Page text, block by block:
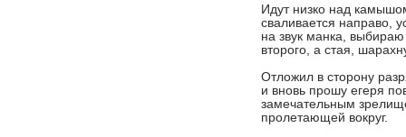
Идут низко над
сваливается направо,
на звук манка,
второго, а стая,
Отложил в сторону
и вновь прошу егеря
замечательным
пролетающей вокруг.